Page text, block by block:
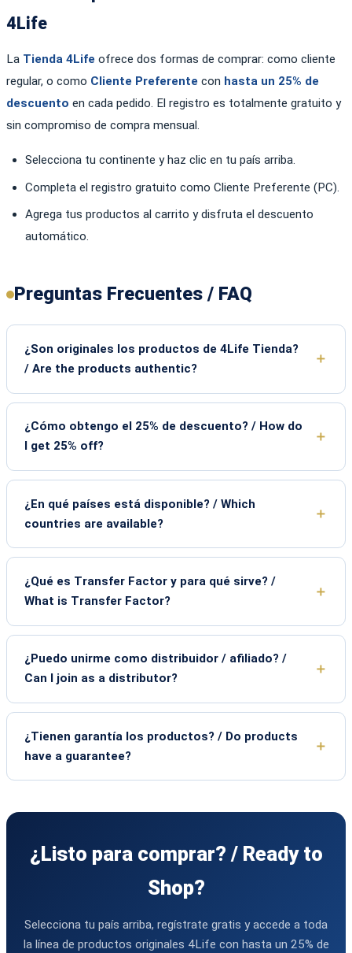
4Life
La Tienda 4Life ofrece dos formas de comprar: como cliente
regular, o como Cliente Preferente con hasta un 25% de
descuento en cada pedido. El registro es totalmente gratuito y
sin compromiso de compra mensual.
Selecciona tu continente y haz clic en tu país arriba.
Completa el registro gratuito como Cliente Preferente (PC).
Agrega tus productos al carrito y disfruta el descuento
automático.
Preguntas Frecuentes / FAQ
¿Son originales los productos de 4Life Tienda?
/ Are the products authentic?
¿Cómo obtengo el 25% de descuento? / How do
I get 25% off?
¿En qué países está disponible? / Which
countries are available?
¿Qué es Transfer Factor y para qué sirve? /
What is Transfer Factor?
¿Puedo unirme como distribuidor / afiliado? /
Can I join as a distributor?
¿Tienen garantía los productos? / Do products
have a guarantee?
¿Listo para comprar? / Ready to
Shop?
Selecciona tu país arriba, regístrate gratis y accede a toda
la línea de productos originales 4Life con hasta un 25% de